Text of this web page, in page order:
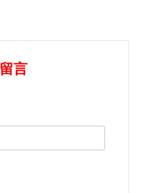
留言